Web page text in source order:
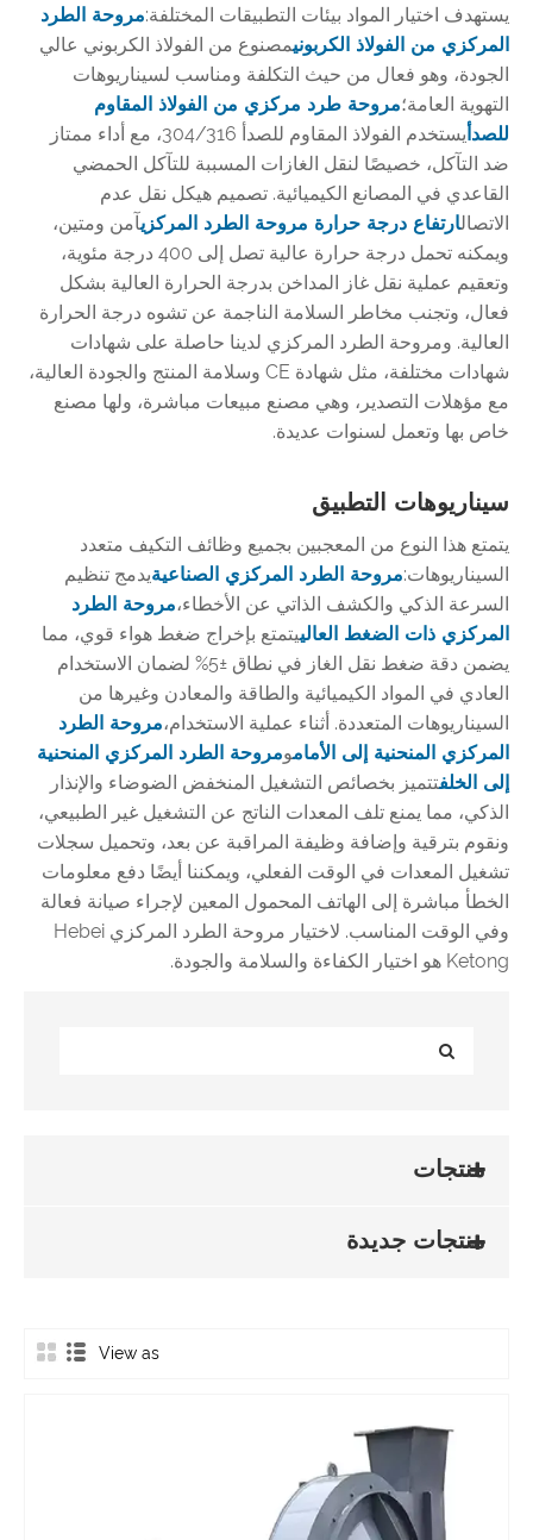
يستهدف اختيار المواد بيئات التطبيقات المختلفة:مروحة الطرد
المركزي من الفولاذ الكربونيمصنوع من الفولاذ الكربوني عالي
الجودة، وهو فعال من حيث التكلفة ومناسب لسيناريوهات
التهوية العامة؛مروحة طرد مركزي من الفولاذ المقاوم
للصدأ
يستخدم الفولاذ المقاوم للصدأ 304/316، مع أداء ممتاز
ضد التآكل، خصيصًا لنقل الغازات المسببة للتآكل الحمضي
القاعدي في المصانع الكيميائية. تصميم هيكل نقل عدم
الاتصالارتفاع درجة حرارة مروحة الطرد المركزيآمن ومتين،
ويمكنه تحمل درجة حرارة عالية تصل إلى 400 درجة مئوية،
وتعقيم عملية نقل غاز المداخن بدرجة الحرارة العالية بشكل
فعال، وتجنب مخاطر السلامة الناجمة عن تشوه درجة الحرارة
العالية. ومروحة الطرد المركزي لدينا حاصلة على شهادات
شهادات مختلفة، مثل شهادة CE وسلامة المنتج والجودة العالية،
مع مؤهلات التصدير، وهي مصنع مبيعات مباشرة، ولها مصنع
خاص بها وتعمل لسنوات عديدة.
سيناريوهات التطبيق
يتمتع هذا النوع من المعجبين بجميع وظائف التكيف متعدد
السيناريوهات:مروحة الطرد المركزي الصناعيةيدمج تنظيم
السرعة الذكي والكشف الذاتي عن الأخطاء،مروحة الطرد
المركزي ذات الضغط العالييتمتع بإخراج ضغط هواء قوي، مما
يضمن دقة ضغط نقل الغاز في نطاق ±5% لضمان الاستخدام
العادي في المواد الكيميائية والطاقة والمعادن وغيرها من
السيناريوهات المتعددة. أثناء عملية الاستخدام،مروحة الطرد
المركزي المنحنية إلى الأمامومروحة الطرد المركزي المنحنية
إلى الخلفتتميز بخصائص التشغيل المنخفض الضوضاء والإنذار
الذكي، مما يمنع تلف المعدات الناتج عن التشغيل غير الطبيعي،
ونقوم بترقية وإضافة وظيفة المراقبة عن بعد، وتحميل سجلات
تشغيل المعدات في الوقت الفعلي، ويمكننا أيضًا دفع معلومات
الخطأ مباشرة إلى الهاتف المحمول المعين لإجراء صيانة فعالة
وفي الوقت المناسب. لاختيار مروحة الطرد المركزي Hebei
Ketong هو اختيار الكفاءة والسلامة والجودة.
منتجات
منتجات جديدة
View as